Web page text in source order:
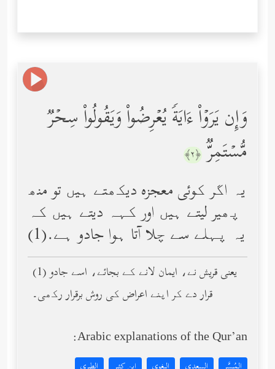
وَإِن یَرَوۡاْ ءَایَةࣰ یُعۡرِضُواْ وَیَقُولُواْ سِحۡرࣱ
مُّسۡتَمِرࣱّ ﴿٢﴾
یہ اگر کوئی معجزه دیکھتے ہیں تو منھ
پھیر لیتے ہیں اور کہہ دیتے ہیں کہ
یہ پہلے سے چلا آتا ہوا جادو ہے.(1)
(1) یعنی قریش نے، ایمان لانے کے بجائے، اسے جادو
قرار دے کر اپنے اعراض کی روش برقرار رکھی۔
Arabic explanations of the Qur’an: